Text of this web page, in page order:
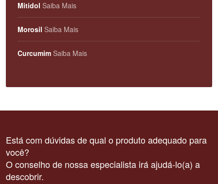
Mitidol Saiba Mais
Morosil Saiba Mais
Curcumim Saiba Mais
Está com dúvidas de qual o produto adequado para
você?
O conselho de nossa especialista irá ajudá-lo(a) a
descobrir.